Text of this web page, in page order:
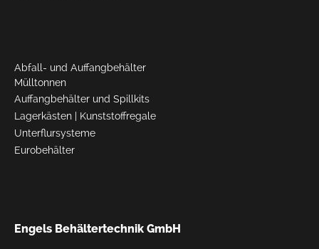
Abfall- und Auffangbehälter
Mülltonnen
Auffangbehälter und Spillkits
Lagerkästen
Kunststoffregale
Unterflursysteme
Eurobehälter
Engels Behältertechnik GmbH